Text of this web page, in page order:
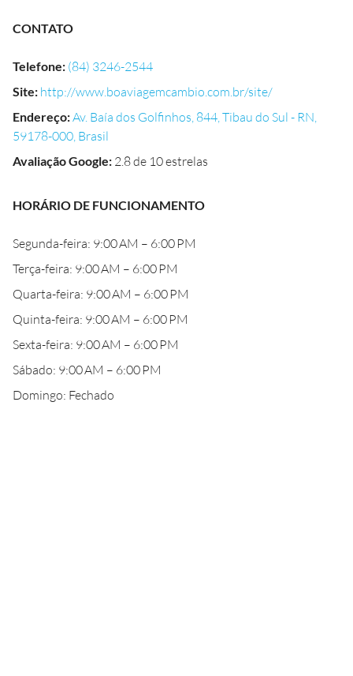
CONTATO
Telefone: (84) 3246-2544
Site: http://www.boaviagemcambio.com.br/site/
Endereço:Av. Baía dos Golfinhos, 844, Tibau do Sul - RN,
59178-000, Brasil
Avaliação Google: 2.8 de 10 estrelas
HORÁRIO DE FUNCIONAMENTO
Segunda-feira: 9:00 AM – 6:00 PM
Terça-feira: 9:00 AM – 6:00 PM
Quarta-feira: 9:00 AM – 6:00 PM
Quinta-feira: 9:00 AM – 6:00 PM
Sexta-feira: 9:00 AM – 6:00 PM
Sábado: 9:00 AM – 6:00 PM
Domingo: Fechado